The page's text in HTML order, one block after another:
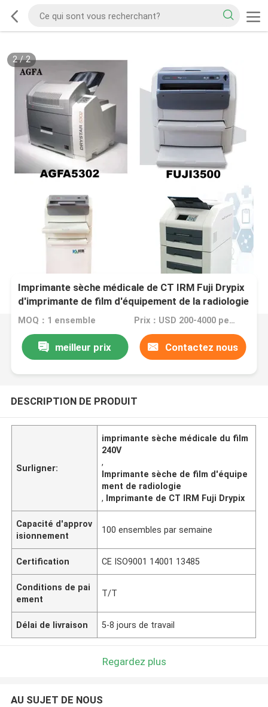
2/2
Imprimante sèche médicale de CT IRM Fuji Drypix
d'imprimante de film d'équipement de la radiologie
100-240V
MOQ：1 ensemble Prix：USD 200-4000 per set.
meilleur prix Contactez nous
DESCRIPTION DE PRODUIT
Surligner:
imprimante sèche médicale du film
240V
,
Imprimante sèche de film d'équipe
ment de radiologie
, Imprimante de CT IRM Fuji Drypix
Capacité d'approv
isionnement
100 ensembles par semaine
Certification CE ISO9001 14001 13485
Conditions de pai
ement
T/T
Délai de livraison 5-8 jours de travail
Regardez plus
AU SUJET DE NOUS